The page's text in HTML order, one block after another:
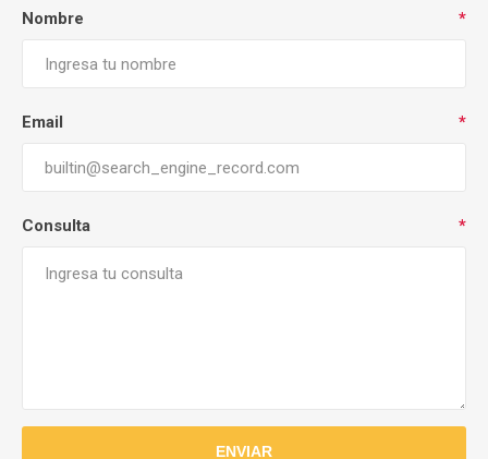
Nombre *
Email *
Consulta *